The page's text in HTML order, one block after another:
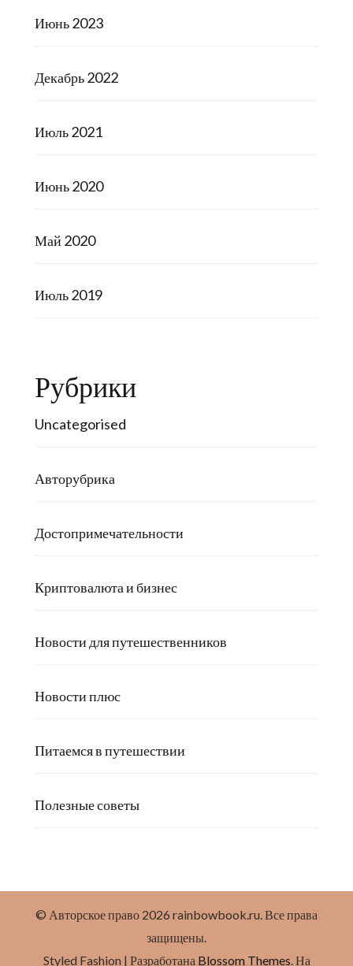
Июнь 2023
Декабрь 2022
Июль 2021
Июнь 2020
Май 2020
Июль 2019
Рубрики
Uncategorised
Авторубрика
Достопримечательности
Криптовалюта и бизнес
Новости для путешественников
Новости плюс
Питаемся в путешествии
Полезные советы
© Авторское право 2026 rainbowbook.ru . Все права
защищены.
Styled Fashion | Разработана Blossom Themes . На